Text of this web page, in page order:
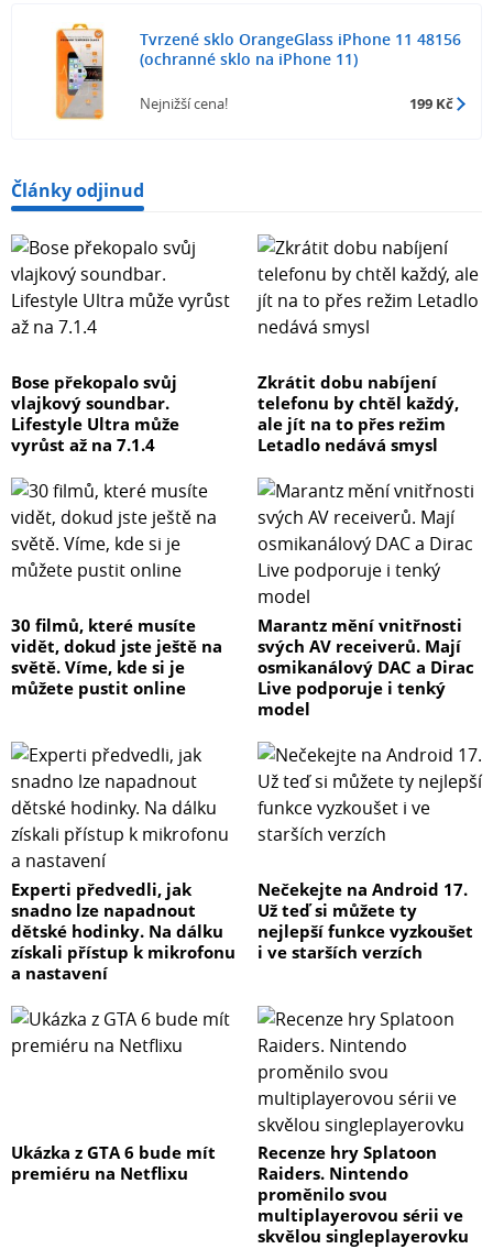
Tvrzené sklo OrangeGlass iPhone 11 48156
(ochranné sklo na iPhone 11)
Nejnižší cena! 199 Kč
Články odjinud
Bose překopalo svůj
vlajkový soundbar.
Lifestyle Ultra může
vyrůst až na 7.1.4
Zkrátit dobu nabíjení
telefonu by chtěl každý,
ale jít na to přes režim
Letadlo nedává smysl
30 filmů, které musíte
vidět, dokud jste ještě na
světě. Víme, kde si je
můžete pustit online
Marantz mění vnitřnosti
svých AV receiverů. Mají
osmikanálový DAC a Dirac
Live podporuje i tenký
model
Experti předvedli, jak
snadno lze napadnout
dětské hodinky. Na dálku
získali přístup k mikrofonu
a nastavení
Nečekejte na Android 17.
Už teď si můžete ty
nejlepší funkce vyzkoušet
i ve starších verzích
Ukázka z GTA 6 bude mít
premiéru na Netflixu
Recenze hry Splatoon
Raiders. Nintendo
proměnilo svou
multiplayerovou sérii ve
skvělou singleplayerovku